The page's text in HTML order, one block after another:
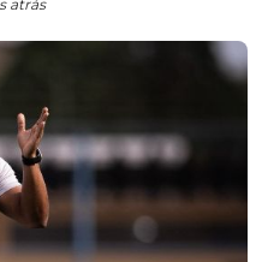
atrás